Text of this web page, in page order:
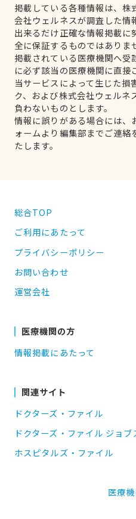
掲載している各種情報は、
会社ウェルネスが調査した情
出来るだけ正確な情報掲載
全に保証するものではありま
掲載されている医療機関へ
に必ず該当の医療機関に直接
当サービスによって生じた損
ク、および株式会社ウェル
負わないものとします。
情報に誤りがある場合には、
ォームより編集部までご連
たします。
総合TOP
ご利用にあたって
プライバシーポリシー
お問い合わせ
運営会社
医療機関の方
情報掲載にあたって
関連サイト
ドクターズ・ファイル
ドクターズ・ファイル ジョブ
ホスピタルズ・ファイル
医療